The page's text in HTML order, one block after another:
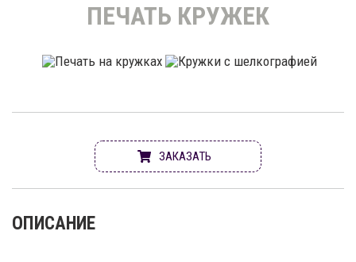
ПЕЧАТЬ КРУЖЕК
ЗАКАЗАТЬ
ОПИСАНИЕ